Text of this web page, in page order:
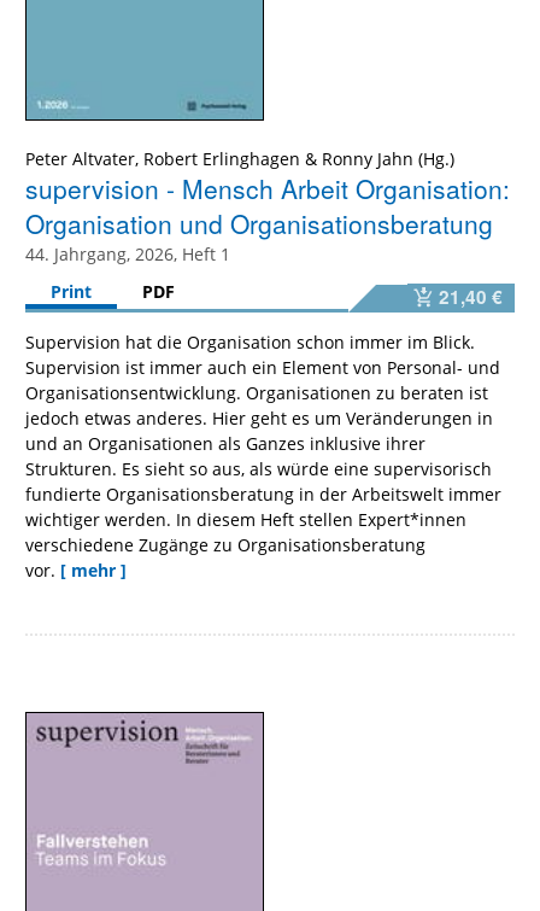
Peter Altvater, Robert Erlinghagen & Ronny Jahn
supervision - Mensch Arbeit Organisation:
Organisation und Organisationsberatung
44. Jahrgang, 2026, Heft 1
Print
PDF 21,40 €
Supervision hat die Organisation schon immer im Blick.
Supervision ist immer auch ein Element von Personal- und
Organisationsentwicklung. Organisationen zu beraten ist
jedoch etwas anderes. Hier geht es um Veränderungen in
und an Organisationen als Ganzes inklusive ihrer
Strukturen. Es sieht so aus, als würde eine supervisorisch
fundierte Organisationsberatung in der Arbeitswelt immer
wichtiger werden. In diesem Heft stellen Expert*innen
verschiedene Zugänge zu Organisationsberatung
vor. [ mehr ]